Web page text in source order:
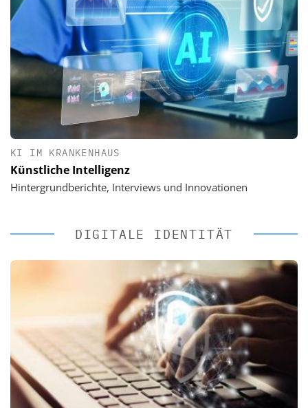
KI IM KRANKENHAUS
Künstliche Intelligenz
Hintergrundberichte, Interviews und Innovationen
DIGITALE IDENTITÄT